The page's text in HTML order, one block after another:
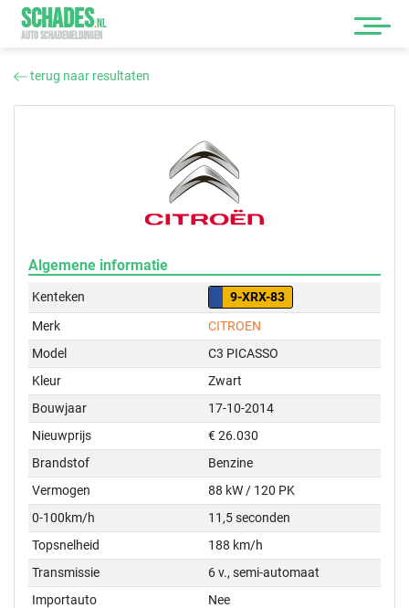
SCHADES.NL
AUTO SCHADEMELDINGEN
terug naar resultaten
Algemene informatie
Kenteken
9-XRX-83
Merk
CITROEN
Model
C3 PICASSO
Kleur
Zwart
Bouwjaar
17-10-2014
Nieuwprijs
€ 26.030
Brandstof
Benzine
Vermogen
88 kW / 120 PK
0-100km/h
11,5 seconden
Topsnelheid
188 km/h
Transmissie
6 v., semi-automaat
Importauto
Nee